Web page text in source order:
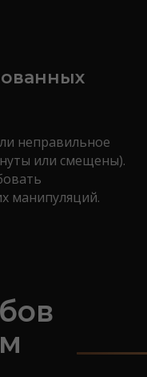
неправильное
или смещены).
манипуляций.